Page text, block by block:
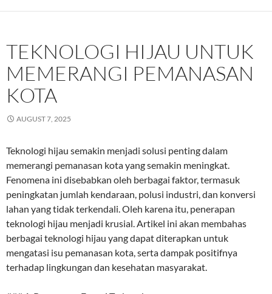
TEKNOLOGI HIJAU UNTUK
MEMERANGI PEMANASAN
KOTA
AUGUST 7, 2025
Teknologi hijau semakin menjadi solusi penting dalam
memerangi pemanasan kota yang semakin meningkat.
Fenomena ini disebabkan oleh berbagai faktor, termasuk
peningkatan jumlah kendaraan, polusi industri, dan konversi
lahan yang tidak terkendali. Oleh karena itu, penerapan
teknologi hijau menjadi krusial. Artikel ini akan membahas
berbagai teknologi hijau yang dapat diterapkan untuk
mengatasi isu pemanasan kota, serta dampak positifnya
terhadap lingkungan dan kesehatan masyarakat.